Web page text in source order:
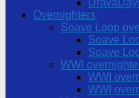
Overnighters
Soave Loop
Soave
Soave
WWI
WWI
WWI